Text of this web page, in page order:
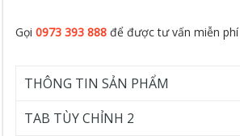
Gọi0973 393 888 để được tư vấn miễn phí
THÔNG TIN SẢN PHẨM
TAB TÙY CHỈNH 2